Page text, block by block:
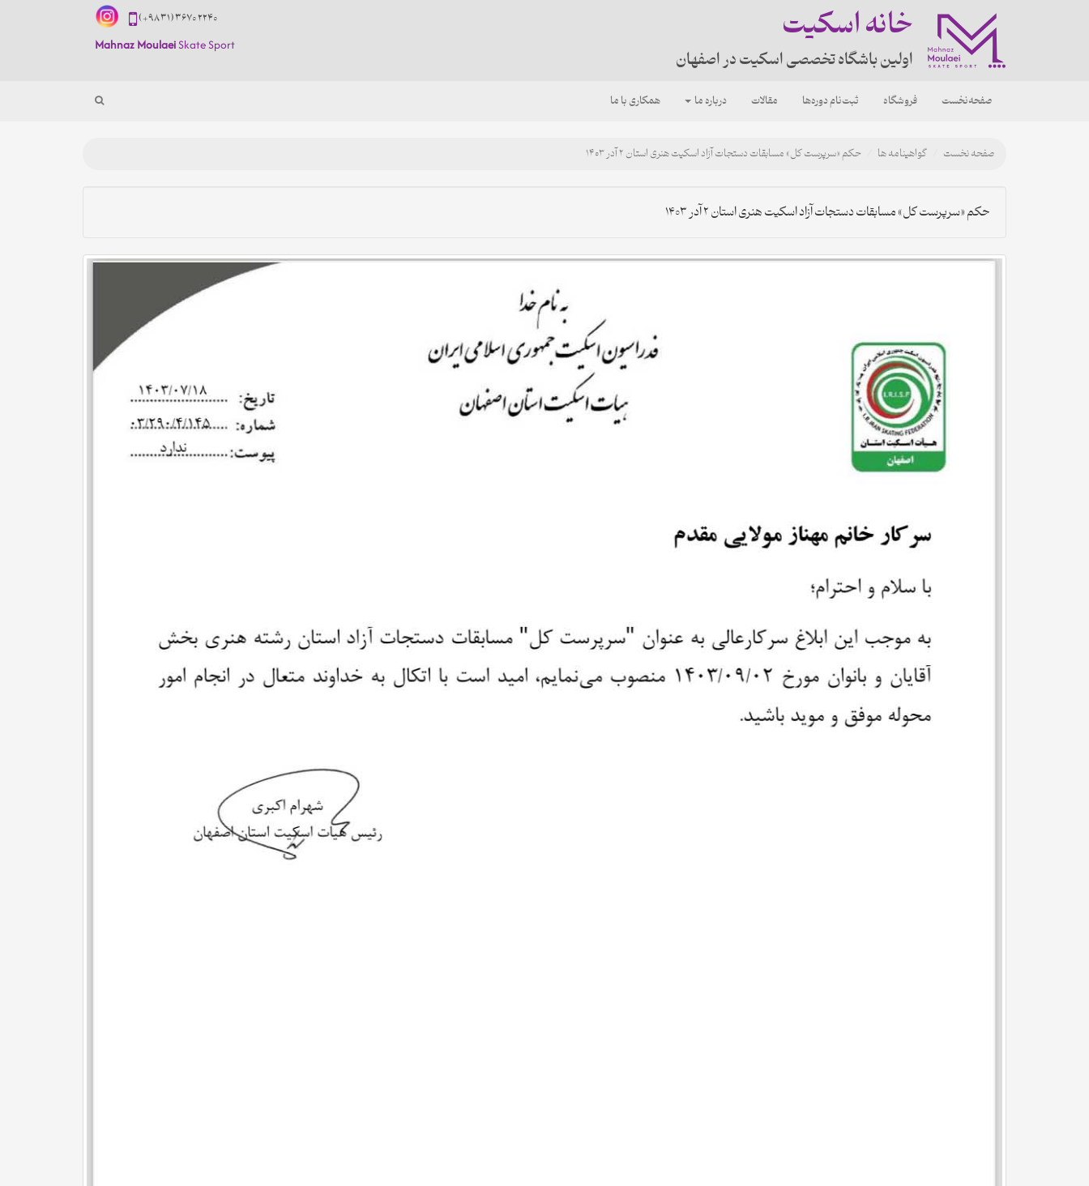
خانه اسکیت
اولین باشگاه تخصصی اسکیت در اصفهان
(+98 31) 3670 2240
Mahnaz Moulaei Skate Sport
صفحه‌نخست فروشگاه ثبت‌نام دوره‌ها مقالات درباره ما همکاری با ما
صفحه نخست گواهینامه ها حکم «سرپرست کل» مسابقات دستجات آزاد اسکیت هنری استان ۲ آدر ۱۴۰۳
حکم «سرپرست کل» مسابقات دستجات آزاد اسکیت هنری استان ۲ آدر ۱۴۰۳